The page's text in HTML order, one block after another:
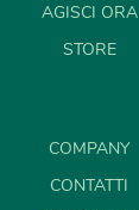
AGISCI ORA
STORE
COMPANY
CONTATTI